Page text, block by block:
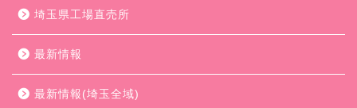
埼玉県工場直売所
最新情報
最新情報(埼玉全域)